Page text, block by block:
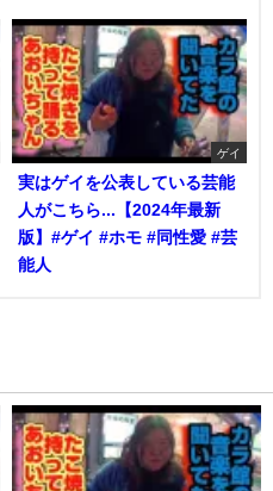
ゲイ
実はゲイを公表している芸能
人がこちら...【2024年最新
版】#ゲイ #ホモ #同性愛 #芸
能人